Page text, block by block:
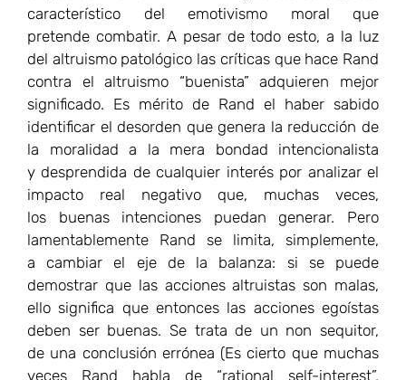
lamentablemente Rand se limita, simplemente,
a cambiar el eje de la balanza: si se puede
demostrar que las acciones altruistas son malas,
ello significa que entonces las acciones egoístas
deben ser buenas. Se trata de un non sequitor,
de una conclusión errónea (Es cierto que muchas
veces Rand habla de “rational self-interest”,
aclarando que no toda forma de acción egoísta
está legitimada (ver el capítulo “Isn’t Everyone
Selfish?”, en Rand, Ayn, The Virtue of Selfishness.
A New Concept of Egoism, Penguin, New York,
1964). Por ello, un análisis crítico exhaustivo de la
obra de Rand excede los límites de este trabajo).
¿Cómo se define el altruismo patológico? Oakley
ofrece tres definiciones, una genérica, una más
específica y una definición operativa. El altruismo